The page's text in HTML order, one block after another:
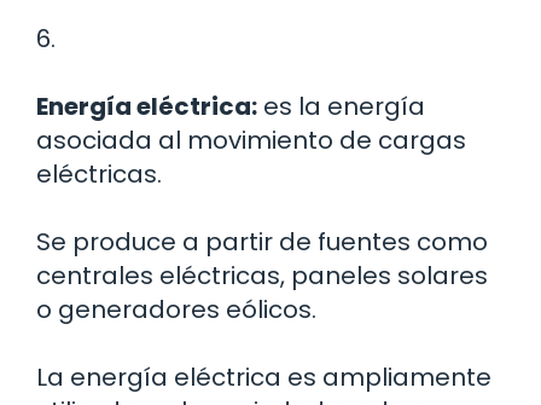
6.
Energía eléctrica: es la energía
asociada al movimiento de cargas
eléctricas.
Se produce a partir de fuentes como
centrales eléctricas, paneles solares
o generadores eólicos.
La energía eléctrica es ampliamente